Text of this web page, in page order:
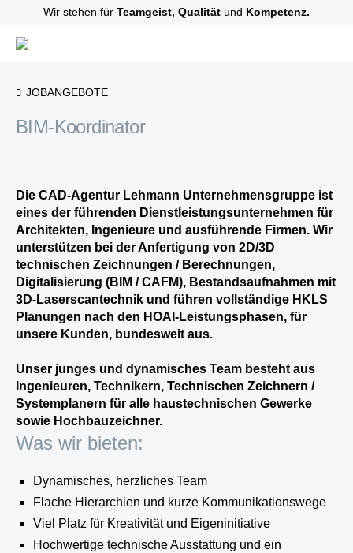
Wir stehen für Teamgeist, Qualität und Kompetenz.
JOBANGEBOTE
BIM-Koordinator
Die CAD-Agentur Lehmann Unternehmensgruppe ist
eines der führenden Dienstleistungsunternehmen für
Architekten, Ingenieure und ausführende Firmen. Wir
unterstützen bei der Anfertigung von 2D/3D
technischen Zeichnungen / Berechnungen,
Digitalisierung (BIM / CAFM), Bestandsaufnahmen mit
3D-Laserscantechnik und führen vollständige HKLS
Planungen nach den HOAI-Leistungsphasen, für
unsere Kunden, bundesweit aus.
Unser junges und dynamisches Team besteht aus
Ingenieuren, Technikern, Technischen Zeichnern /
Systemplanern für alle haustechnischen Gewerke
sowie Hochbauzeichner.
Was wir bieten:
Dynamisches, herzliches Team
Flache Hierarchien und kurze Kommunikationswege
Viel Platz für Kreativität und Eigeninitiative
Hochwertige technische Ausstattung und ein